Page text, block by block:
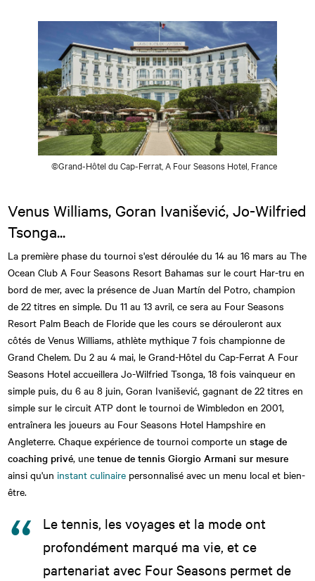
©Grand-Hôtel du Cap-Ferrat, A Four Seasons Hotel, France
Venus Williams, Goran Ivanišević, Jo-Wilfried
Tsonga...
La première phase du tournoi s'est déroulée du 14 au 16 mars au The
Ocean Club A Four Seasons Resort Bahamas sur le court Har-tru en
bord de mer, avec la présence de Juan Martín del Potro, champion
de 22 titres en simple. Du 11 au 13 avril, ce sera au Four Seasons
Resort Palm Beach de Floride que les cours se dérouleront aux
côtés de Venus Williams, athlète mythique 7 fois championne de
Grand Chelem. Du 2 au 4 mai, le Grand-Hôtel du Cap-Ferrat A Four
Seasons Hotel accueillera Jo-Wilfried Tsonga, 18 fois vainqueur en
simple puis, du 6 au 8 juin, Goran Ivanišević, gagnant de 22 titres en
simple sur le circuit ATP dont le tournoi de Wimbledon en 2001,
entraînera les joueurs au Four Seasons Hotel Hampshire en
Angleterre. Chaque expérience de tournoi comporte unstage de
coaching privé, unetenue de tennis Giorgio Armani sur mesure
ainsi qu'un instant culinaire personnalisé avec un menu local et bien-
être.
Le tennis, les voyages et la mode ont
profondément marqué ma vie, et ce
partenariat avec Four Seasons permet de